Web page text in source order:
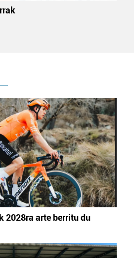
2028ra arte berritu du